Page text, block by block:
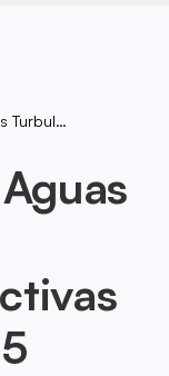
Navegando Las Aguas Turbulentas De Bitcoin: Perspectivas Para El Q4 2025